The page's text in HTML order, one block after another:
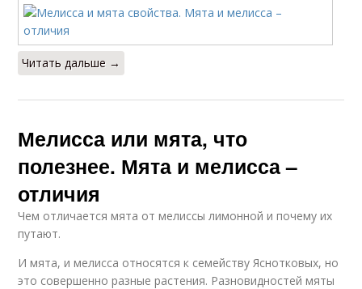
Читать дальше →
Мелисса или мята, что
полезнее. Мята и мелисса –
отличия
Чем отличается мята от мелиссы лимонной и почему их
путают.
И мята, и мелисса относятся к семейству Яснотковых, но
это совершенно разные растения. Разновидностей мяты